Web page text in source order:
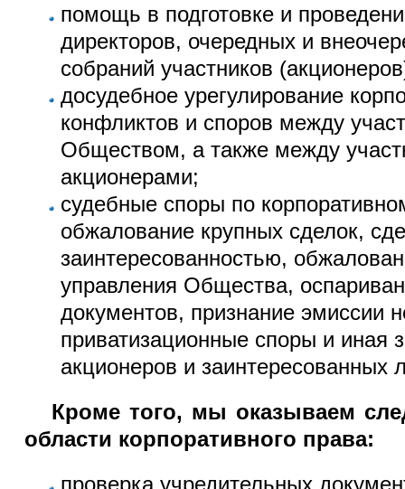
помощь в подготовке и
директоров, очередных и
собраний участников
досудебное урегулирование
конфликтов и споров между
Обществом, а также между
акционерами;
судебные споры по
обжалование крупных сделок,
заинтересованностью,
управления Общества,
документов, признание эмиссии
приватизационные споры и иная
акционеров и заинтересованных
Кроме того, мы оказываем
области корпоративного права:
проверка учредительных